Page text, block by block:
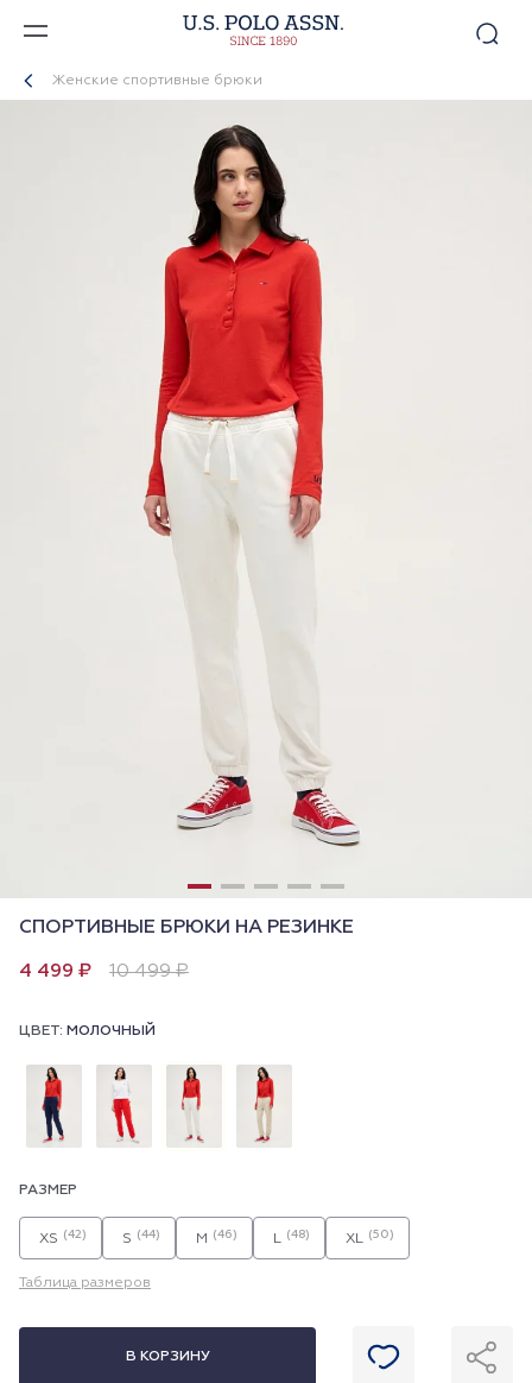
Женские спортивные брюки
СПОРТИВНЫЕ БРЮКИ НА РЕЗИНКЕ
4 499 ₽ 10 499 ₽
ЦВЕТ: МОЛОЧНЫЙ
РАЗМЕР
XS (42) S (44) M (46) L (48) XL (50)
Таблица размеров
В КОРЗИНУ